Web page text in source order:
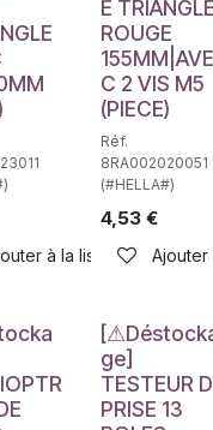
à la liste de souhaits
E TRIANGLE
ROUGE
155MM|AVE
C 2 VIS M5
(PIECE)
Réf.
8RA002020051
(#HELLA#)
4,53€
Ajouter
Déstockage
ge]
TESTEUR
PRISE 13